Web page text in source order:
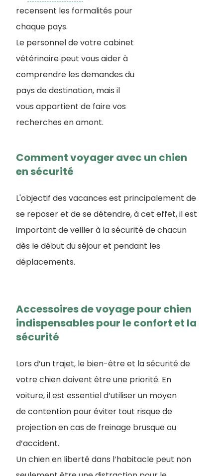
recensent les formalités pour
chaque pays.
Le personnel de votre cabinet
vétérinaire peut vous aider à
comprendre les demandes du
pays de destination, mais il
vous appartient de faire vos
recherches en amont.
Comment voyager avec un chien
en sécurité
L'objectif des vacances est principalement de
se reposer et de se détendre, à cet effet, il est
important de veiller à la sécurité de chacun
dès le début du séjour et pendant les
déplacements.
Accessoires de voyage pour chien
indispensables pour le confort et la
sécurité
Lors d’un trajet, le bien-être et la sécurité de
votre chien doivent être une priorité. En
voiture, il est essentiel d’utiliser un moyen
de contention pour éviter tout risque de
projection en cas de freinage brusque ou
d’accident.
Un chien en liberté dans l’habitacle peut non